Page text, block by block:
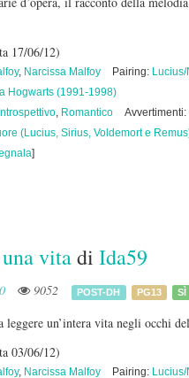
17/06/12)
, Narcissa Malfoy Pairing:
Hogwarts (1991-1998)
Introspettivo, Romantico
(Lucius, Sirius, Voldemort e
]
vitadi Ida59
0 9052 POST-DH PG13 SÌ
leggere un’intera vita negli occhi
03/06/12)
, Narcissa Malfoy Pairing: